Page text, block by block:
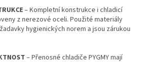
– Kompletní konstrukce i chladicí
z nerezové oceli. Použité materiály
hygienických norem a jsou zárukou
– Přenosné chladiče PYGMY mají